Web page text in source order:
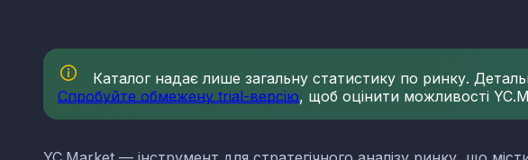
Каталог надає лише загальну статистику по ринку.
Спробуйте обмежену trial-версію, щоб оцінити можливості